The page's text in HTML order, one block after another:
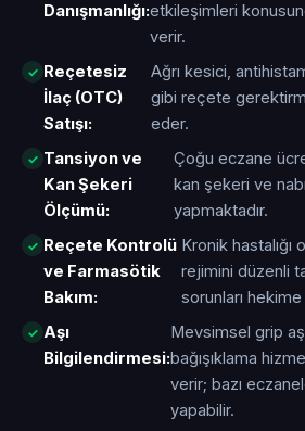
Danışmanlığı:etkileşimleri
verir.
Reçetesiz
İlaç (OTC)
Satışı:
Ağrı kesici,
gibi reçete
eder.
Tansiyon ve
Kan Şekeri
Ölçümü:
Çoğu eczane
kan şekeri ve
yapmaktadır.
Reçete Kontrolü
ve Farmasötik
Bakım:
Kronik hastalığı
rejimini düzenli
sorunları
Aşı
Bilgilendirmesi:
Mevsimsel grip
bağışıklama
verir; bazı
yapabilir.